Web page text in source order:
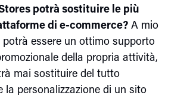
potrà sostituire le più
di e-commerce?A mio
potrà essere un ottimo supporto
della propria attività,
mai sostituire del tutto
la personalizzazione di un sito